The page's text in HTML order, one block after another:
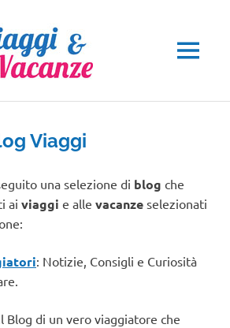
MENU
Viaggi
una selezione di blog che
ai viaggi e alle vacanze selezionati
: Notizie, Consigli e Curiosità
Blog di un vero viaggiatore che